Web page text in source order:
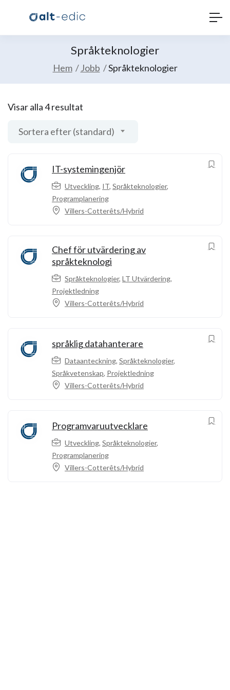
Språkteknologier
Hem Jobb Språkteknologier
Visar alla 4 resultat
Sortera efter (standard)
IT-systemingenjör
Utveckling, IT, Språkteknologier,
Programplanering
Villers-Cotterêts/Hybrid
Chef för utvärdering av
språkteknologi
Språkteknologier, LT Utvärdering,
Projektledning
Villers-Cotterêts/Hybrid
språklig datahanterare
Dataanteckning, Språkteknologier,
Språkvetenskap, Projektledning
Villers-Cotterêts/Hybrid
Programvaruutvecklare
Utveckling, Språkteknologier,
Programplanering
Villers-Cotterêts/Hybrid